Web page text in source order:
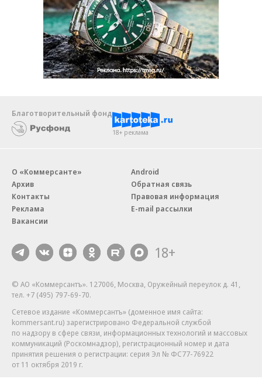
Благотворительный фонд
18+ реклама
О «Коммерсанте»
Архив
Контакты
Реклама
Вакансии
Android
Обратная связь
Правовая информация
E-mail рассылки
18+
© АО «Коммерсантъ». 127006, Москва, Оружейный переулок д. 41,
тел. +7 (495) 797-69-70.
Сетевое издание «Коммерсантъ» (доменное имя сайта:
kommersant.ru) зарегистрировано Федеральной службой
по надзору в сфере связи, информационных технологий и массовых
коммуникаций (Роскомнадзор), регистрационный номер и дата
принятия решения о регистрации: серия Эл № ФС77-76922
от 11 октября 2019 г.